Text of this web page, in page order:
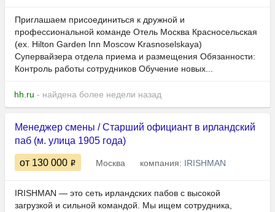
Приглашаем присоединиться к дружной и
профессиональной команде Отель Москва Красносельская
(ex. Hilton Garden Inn Moscow Krasnoselskaya)
Супервайзера отдела приема и размещения Обязанности:
Контроль работы сотрудников Обучение новых...
hh.ru - найдена более недели назад
Менеджер смены / Старший официант в ирландский
паб (м. улица 1905 года)
от 130 000 Москва компания: IRISHMAN
IRISHMAN — это сеть ирландских пабов с высокой
загрузкой и сильной командой. Мы ищем сотрудника,